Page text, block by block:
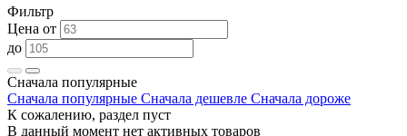
Фильтр
Цена от
до
Сначала популярные
Сначала популярные Сначала дешевле Сначала дороже
К сожалению, раздел пуст
В данный момент нет активных товаров